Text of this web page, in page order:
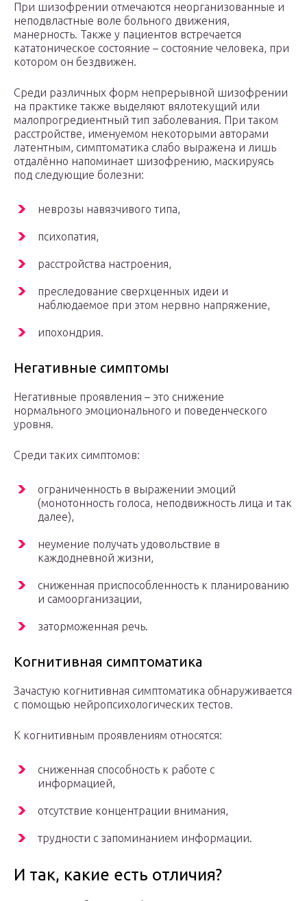
При шизофрении отмечаются неорганизованные и
неподвластные воле больного движения,
манерность. Также у пациентов встречается
кататоническое состояние – состояние человека, при
котором он бездвижен.
Среди различных форм непрерывной шизофрении
на практике также выделяют вялотекущий или
малопрогредиентный тип заболевания. При таком
расстройстве, именуемом некоторыми авторами
латентным, симптоматика слабо выражена и лишь
отдалённо напоминает шизофрению, маскируясь
под следующие болезни:
неврозы навязчивого типа,
психопатия,
расстройства настроения,
преследование сверхценных идеи и
наблюдаемое при этом нервно напряжение,
ипохондрия.
Негативные симптомы
Негативные проявления – это снижение
нормального эмоционального и поведенческого
уровня.
Среди таких симптомов:
ограниченность в выражении эмоций
(монотонность голоса, неподвижность лица и так
далее),
неумение получать удовольствие в
каждодневной жизни,
сниженная приспособленность к планированию
и самоорганизации,
заторможенная речь.
Когнитивная симптоматика
Зачастую когнитивная симптоматика обнаруживается
с помощью нейропсихологических тестов.
К когнитивным проявлениям относятся:
сниженная способность к работе с
информацией,
отсутствие концентрации внимания,
трудности с запоминанием информации.
И так, какие есть отличия?